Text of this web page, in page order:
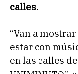
calles.
“Van a
estar con
en las calles